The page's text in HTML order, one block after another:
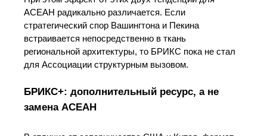
АСЕАН радикально различается. Если
стратегический спор Вашингтона и Пекина
встраивается непосредственно в ткань
региональной архитектуры, то БРИКС пока не стал
для Ассоциации структурным вызовом.
БРИКС+: дополнительный ресурс, а не
замена АСЕАН